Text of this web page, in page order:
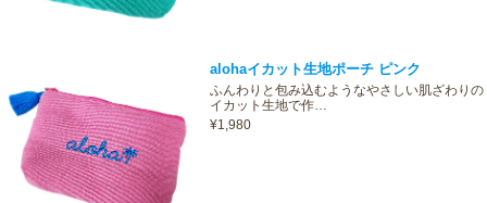
alohaイカット生地ポーチ ピンク
ふんわりと包み込むようなやさしい肌ざわりの
イカット生地で作…
¥1,980